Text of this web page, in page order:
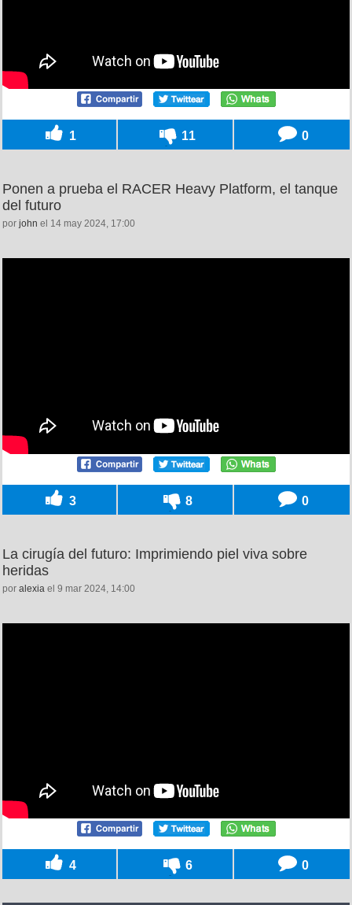
1 11 0
Ponen a prueba el RACER Heavy Platform, el tanque
del futuro
por john el 14 may 2024, 17:00
3 8 0
La cirugía del futuro: Imprimiendo piel viva sobre
heridas
por alexia el 9 mar 2024, 14:00
4 6 0